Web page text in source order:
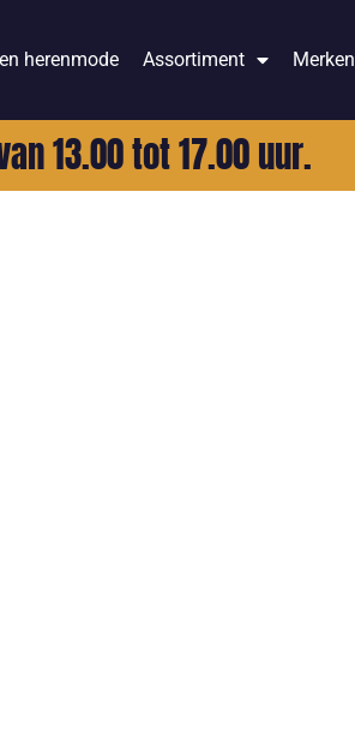
herenmode Assortiment Merken
13.00 tot 17.00 uur.